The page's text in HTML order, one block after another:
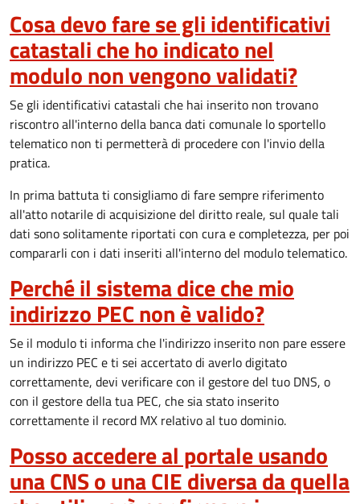
Cosa devo fare se gli identificativi
catastali che ho indicato nel
modulo non vengono validati?
Se gli identificativi catastali che hai inserito non trovano
riscontro all'interno della banca dati comunale lo sportello
telematico non ti permetterà di procedere con l'invio della
pratica.
In prima battuta ti consigliamo di fare sempre riferimento
all'atto notarile di acquisizione del diritto reale, sul quale tali
dati sono solitamente riportati con cura e completezza, per poi
compararli con i dati inseriti all'interno del modulo telematico.
Perché il sistema dice che mio
indirizzo PEC non è valido?
Se il modulo ti informa che l'indirizzo inserito non pare essere
un indirizzo PEC e ti sei accertato di averlo digitato
correttamente, devi verificare con il gestore del tuo DNS, o
con il gestore della tua PEC, che sia stato inserito
correttamente il record MX relativo al tuo dominio.
Posso accedere al portale usando
una CNS o una CIE diversa da quella